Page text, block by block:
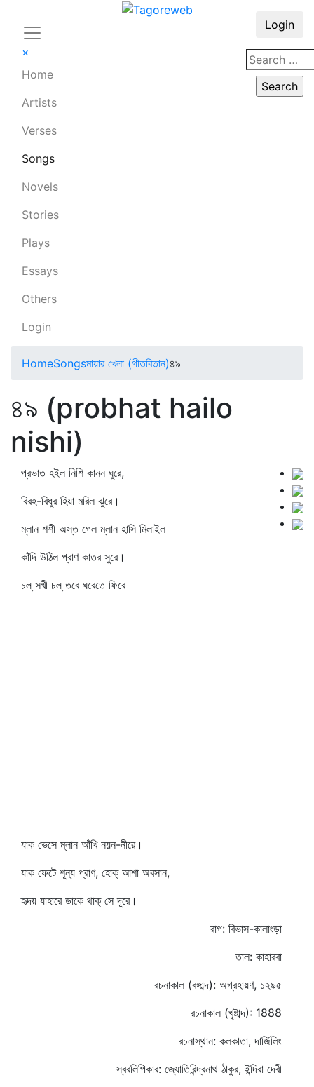
×
Home
Artists
Verses
Songs
Novels
Stories
Plays
Essays
Others
Login
Login
HomeSongsমায়ার খেলা (গীতবিতান)৪৯
৪৯ (probhat hailo
nishi)
প্রভাত হইল নিশি কানন ঘুরে,
বিরহ-বিধুর হিয়া মরিল ঝুরে।
ম্লান শশী অস্ত গেল ম্লান হাসি মিলাইল
কাঁদি উঠিল প্রাণ কাতর সুরে।
চল্‌ সখী চল্‌ তবে ঘরেতে ফিরে
যাক ভেসে ম্লান আঁখি নয়ন-নীরে।
যাক ফেটে শূন্য প্রাণ, হোক্‌ আশা অবসান,
হৃদয় যাহারে ডাকে থাক্‌ সে দূরে।
রাগ: বিভাস-কালাংড়া
তাল: কাহারবা
রচনাকাল (বঙ্গাব্দ): অগ্রহায়ণ, ১২৯৫
রচনাকাল (খৃষ্টাব্দ): 1888
রচনাস্থান: কলকাতা, দার্জিলিং
স্বরলিপিকার: জ্যোতিরিন্দ্রনাথ ঠাকুর, ইন্দিরা দেবী